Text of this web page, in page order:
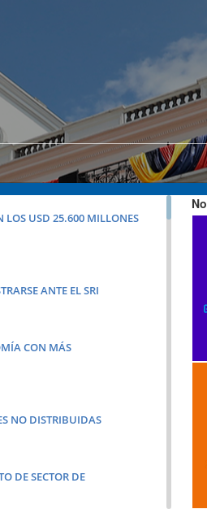
LOS USD 25.600 MILLONES
ANTE EL SRI
CON MÁS
NO DISTRIBUIDAS
DE SECTOR DE